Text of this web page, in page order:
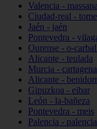
Valencia -
Ciudad-real -
Jaén - jaén
Pontevedra -
Ourense - o-
Alicante - teulada
Murcia - cartagena
Alicante -
Gipuzkoa - eibar
León - la-bañeza
Pontevedra - meis
Palencia - palencia